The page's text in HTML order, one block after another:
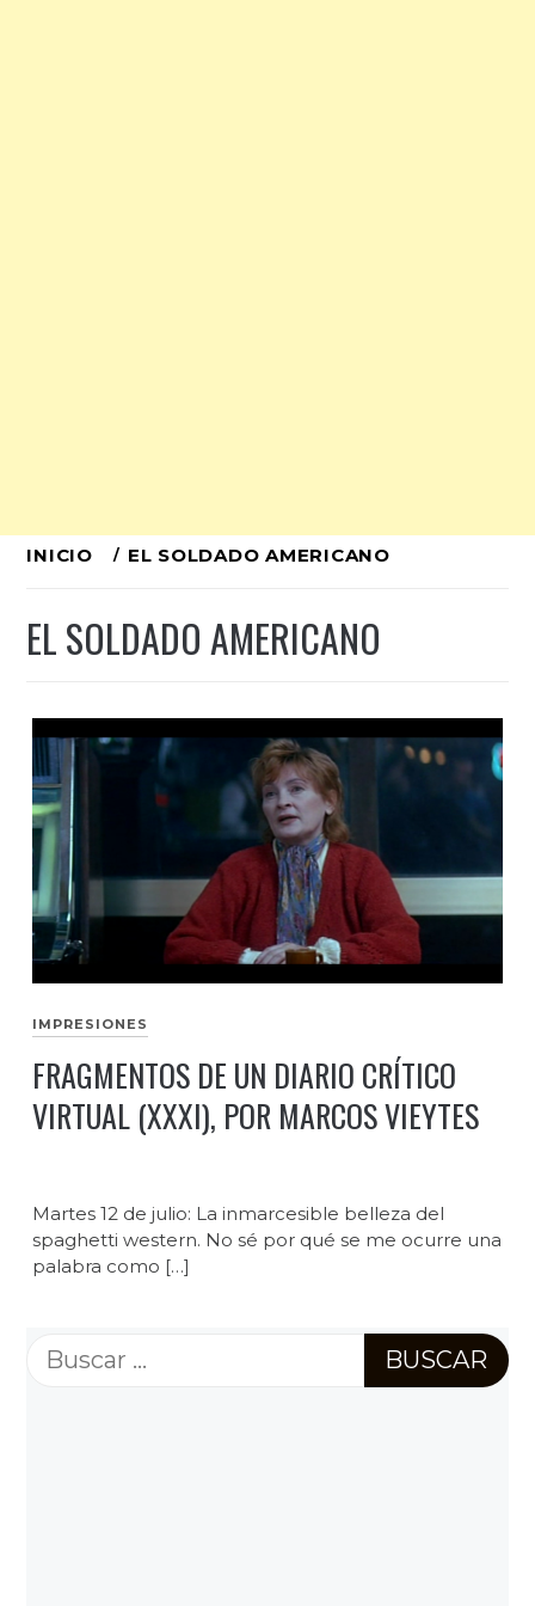
Ir
contenido
INICIO EL SOLDADO AMERICANO
EL SOLDADO AMERICANO
IMPRESIONES
FRAGMENTOS DE UN DIARIO CRÍTICO
VIRTUAL (XXXI), POR MARCOS VIEYTES
Martes 12 de julio: La inmarcesible belleza del
spaghetti western. No sé por qué se me ocurre una
palabra como […]
Buscar: